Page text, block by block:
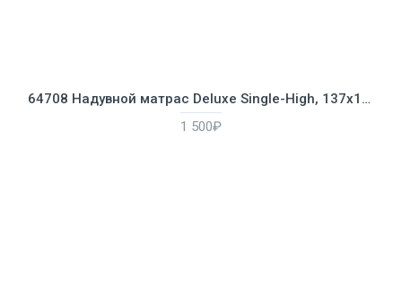
64708 Надувной матрас Deluxe Single-High, 137х191х25см
1 500₽